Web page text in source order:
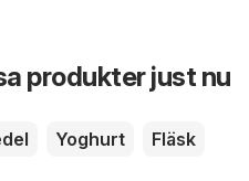
produkter just nu
Yoghurt Fläsk